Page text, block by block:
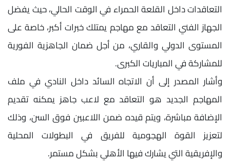
التعاقدات داخل القلعة الحمراء في الوقت الحالي، حيث يفضل
الجهاز الفني التعاقد مع مهاجم يمتلك خبرات أكبر، خاصة على
المستوى الدولي والقاري، من أجل ضمان الجاهزية الفورية
للمشاركة في المباريات الكبرى.
وأشار المصدر إلى أن الاتجاه السائد داخل النادي في ملف
المهاجم الجديد هو التعاقد مع لاعب جاهز يمكنه تقديم
الإضافة مباشرة، ويتم قيده ضمن اللاعبين فوق السن، وذلك
لتعزيز القوة الهجومية للفريق في البطولات المحلية
والإفريقية التي يشارك فيها الأهلي بشكل مستمر.